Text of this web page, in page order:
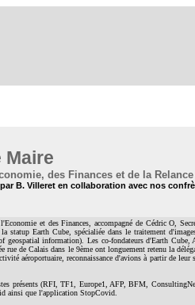
Maire
des Finances et de la Relance
par B. Villeret en collaboration avec nos
et des Finances, accompagné de Cédric O,
statup Earth Cube, spécialiée dans le traitement
geospatial information). Les co-fondateurs d'Earth
rue de Calais dans le 9ème ont longuement retenu la
aéroportuaire, reconnaissance d'avions à partir de
présents (RFI, TF1, Europe1, AFP, BFM,
ainsi que l'application StopCovid.